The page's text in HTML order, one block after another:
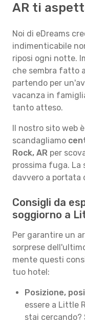
AR ti
Noi di eDreams
indimenticabile
riposi ogni notte.
che sembra fatto
partendo per
vacanza in
tanto atteso.
Il nostro sito web
scandagliamo
Rock, AR per
prossima fuga. La
davvero a portata
Consigli da
soggiorno a
Per garantire un
sorprese
mente questi
tuo hotel:
Posizione,
essere a Little
stai cercando?